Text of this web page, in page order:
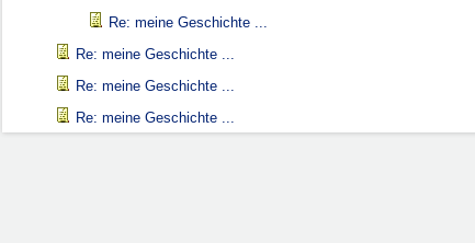
Re: meine Geschichte ...
Re: meine Geschichte ...
Re: meine Geschichte ...
Re: meine Geschichte ...